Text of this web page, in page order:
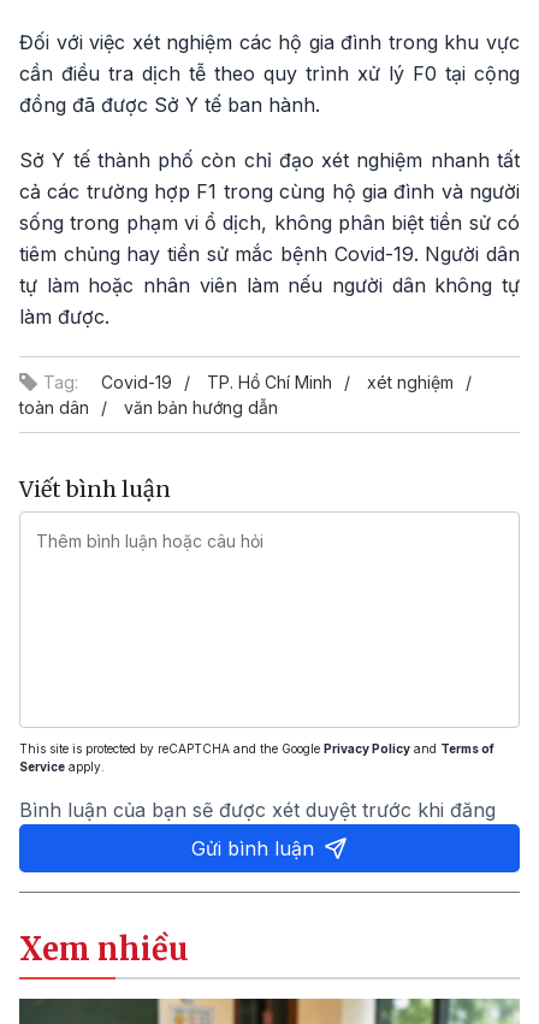
Đối với việc xét nghiệm các hộ gia đình trong khu vực
cần điều tra dịch tễ theo quy trình xử lý F0 tại cộng
đồng đã được Sở Y tế ban hành.
Sở Y tế thành phố còn chỉ đạo xét nghiệm nhanh tất
cả các trường hợp F1 trong cùng hộ gia đình và người
sống trong phạm vi ổ dịch, không phân biệt tiền sử có
tiêm chủng hay tiền sử mắc bệnh Covid-19. Người dân
tự làm hoặc nhân viên làm nếu người dân không tự
làm được.
Tag: Covid-19 TP. Hồ Chí Minh
xét nghiệm
toàn dân
văn bản hướng dẫn
Viết bình luận
This site is protected by reCAPTCHA and the Google Privacy Policy and Terms of
Service apply.
Bình luận của bạn sẽ được xét duyệt trước khi đăng
Gửi bình luận
Xem nhiều